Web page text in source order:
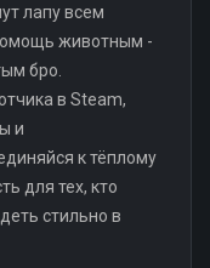
лапу всем
животным -
бро.
в Steam,
и
к тёплому
для тех, кто
стильно в